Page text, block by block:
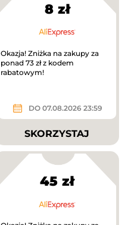
8 zł
Okazja! Zniżka na zakupy za
ponad 73 zł z kodem
rabatowym!
DO 07.08.2026 23:59
SKORZYSTAJ
45 zł